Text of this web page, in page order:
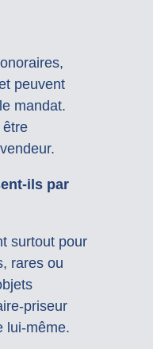
peuvent
mandat.
être
ils par
surtout pour
rares ou
priseur
lui-même.